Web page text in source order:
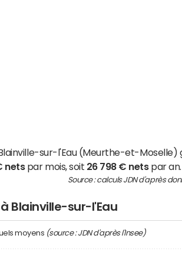
sur-l'Eau (Meurthe-et-Moselle)
netspar mois, soit 26 798 € netspar an.
Source : calculs JDN d'après
Blainville-sur-l'Eau
moyens (source : JDN d'après l'Insee)